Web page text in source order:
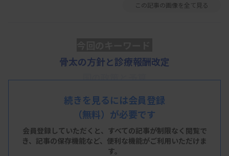
この記事の画像を全て見る
骨太の方針と診療報酬改定
国の政策と予算
医療系団体と国会議員の擁立
新年明けましておめでとうございます。皆さま、今
続きを見るには会員登録
（無料）が必要です
会員登録していただくと、すべての記事が制限なく閲覧で
き、 記事の保存機能など、便利な機能がご利用いただけま
す。